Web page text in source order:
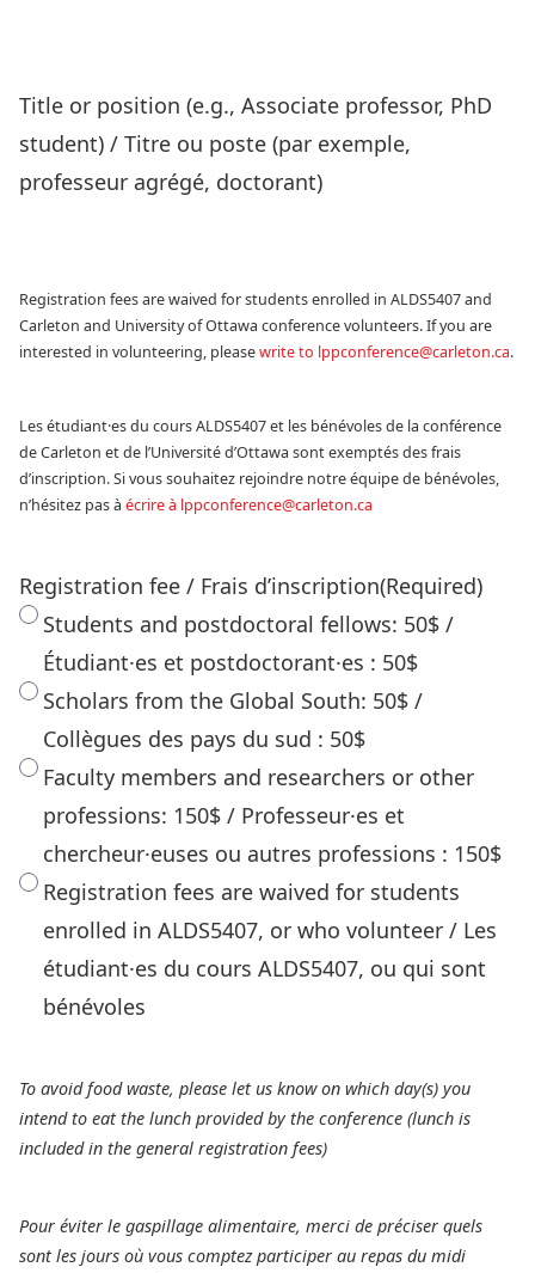
Title or position (e.g., Associate professor, PhD
student) / Titre ou poste (par exemple,
professeur agrégé, doctorant)
Registration fees are waived for students enrolled in ALDS5407 and
Carleton and University of Ottawa conference volunteers. If you are
interested in volunteering, pleasewrite to lppconference@carleton.ca.
Les étudiant·es du cours ALDS5407 et les bénévoles de la conférence
de Carleton et de l’Université d’Ottawa sont exemptés des frais
d’inscription. Si vous souhaitez rejoindre notre équipe de bénévoles,
n’hésitez pas à écrire à lppconference@carleton.ca
Registration fee / Frais d’inscription(Required)
Students and postdoctoral fellows: 50$ /
Étudiant·es et postdoctorant·es : 50$
Scholars from the Global South: 50$ /
Collègues des pays du sud : 50$
Faculty members and researchers or other
professions: 150$ / Professeur·es et
chercheur·euses ou autres professions : 150$
Registration fees are waived for students
enrolled in ALDS5407, or who volunteer / Les
étudiant·es du cours ALDS5407, ou qui sont
bénévoles
To avoid food waste, please let us know on which day(s) you
intend to eat the lunch provided by the conference (lunch is
included in the general registration fees)
Pour éviter le gaspillage alimentaire, merci de préciser quels
sont les jours où vous comptez participer au repas du midi